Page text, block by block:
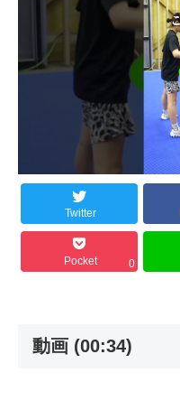
Twitter
Pocket 0
動画 (00:34)